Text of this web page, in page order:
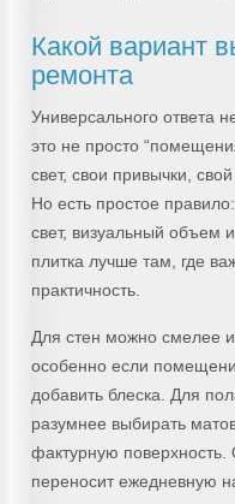
Какой вариант
ремонта
Универсального ответа
это не просто
свет, свои привычки,
Но есть простое
свет, визуальный объем
плитка лучше там, где
практичность.
Для стен можно смелее
особенно если
добавить блеска. Для
разумнее выбирать
фактурную
переносит ежедневную